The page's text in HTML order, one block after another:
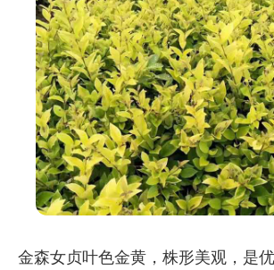
金森女贞叶色金黄，株形美观，是